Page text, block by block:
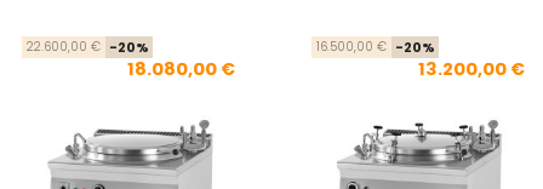
Precio base
22.600,00 € -20%
18.080,00 €
16.500,00 € -20%
13.200,00 €